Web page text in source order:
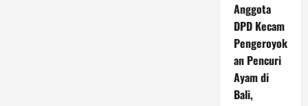
Anggota
DPD Kecam
Pengeroyok
an Pencuri
Ayam di
Bali,